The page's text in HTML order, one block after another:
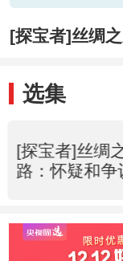
[探宝者]丝绸
选集
[探宝者]丝绸
路：怀疑和争